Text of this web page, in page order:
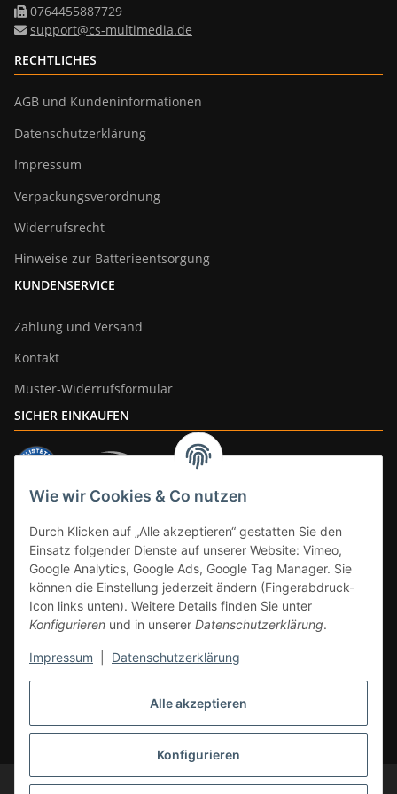
Alle akzeptieren
Konfigurieren
Wie wir Cookies & Co nutzen
Durch Klicken auf „Alle akzeptieren“ gestatten Sie den
Einsatz folgender Dienste auf unserer Website: Vimeo,
Google Analytics, Google Ads, Google Tag Manager. Sie
können die Einstellung jederzeit ändern (Fingerabdruck-
Icon links unten). Weitere Details finden Sie unter
Konfigurieren und in unserer Datenschutzerklärung.
Impressum Datenschutzerklärung
0764455887729
support@cs-multimedia.de
RECHTLICHES
AGB und Kundeninformationen
Datenschutzerklärung
Impressum
Verpackungsverordnung
Widerrufsrecht
Hinweise zur Batterieentsorgung
KUNDENSERVICE
Zahlung und Versand
Kontakt
Muster-Widerrufsformular
SICHER EINKAUFEN
* Alle Preise inkl. gesetzlicher Mwst., zzgl.Versand
DE, gilt nicht für Großgeräte per Spedition). Artikel mit 0% MwSt. (gem. §
© CS-Multimedia GmbH
Änderungen und Irrtümer vorbehalten.